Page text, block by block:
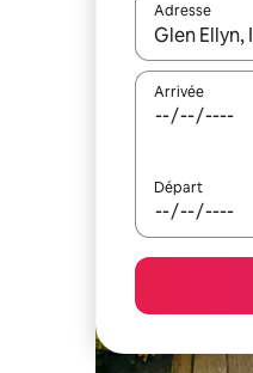
Adresse
Lorsque les
Arrivée
Départ